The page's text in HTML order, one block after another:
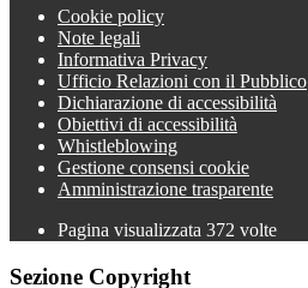
Cookie policy
Note legali
Informativa Privacy
Ufficio Relazioni con il Pubblico
Dichiarazione di accessibilità
Obiettivi di accessibilità
Whistleblowing
Gestione consensi cookie
Amministrazione trasparente
Pagina visualizzata 372 volte
Sezione Copyright